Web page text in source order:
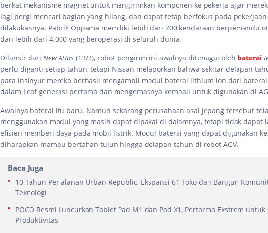
berkat mekanisme magnet untuk mengirimkan komponen ke pekerja agar
lagi pergi mencari bagian yang hilang, dan dapat tetap berfokus pada pekerjaan
dilakukannya. Pabrik Oppama memiliki lebih dari 700 kendaraan berpemandu
dan lebih dari 4.000 yang beroperasi di seluruh dunia.
Dilansir dari New Atlas (13/3), robot pengirim ini awalnya ditenagai oleh baterai
perlu diganti setiap tahun, tetapi Nissan melaporkan bahwa sekitar delapan
para insinyur mereka berhasil mengambil modul baterai lithium ion dari baterai
dalam Leaf generasi pertama dan mengemasnya kembali untuk digunakan di
Awalnya baterai itu baru. Namun sekarang perusahaan asal Jepang tersebut
menggunakan modul yang masih dapat dipakai di dalamnya, tetapi tidak dapat
efisien memberi daya pada mobil listrik. Modul baterai yang dapat digunakan
diharapkan mampu bertahan tujun hingga delapan tahun di robot AGV.
Baca Juga
10 Tahun Perjalanan Urban Republic, Ekspansi 61 Toko dan Bangun
Teknologi
POCO Resmi Luncurkan Tablet Pad M1 dan Pad X1, Performa Ekstrem untuk
Produktivitas